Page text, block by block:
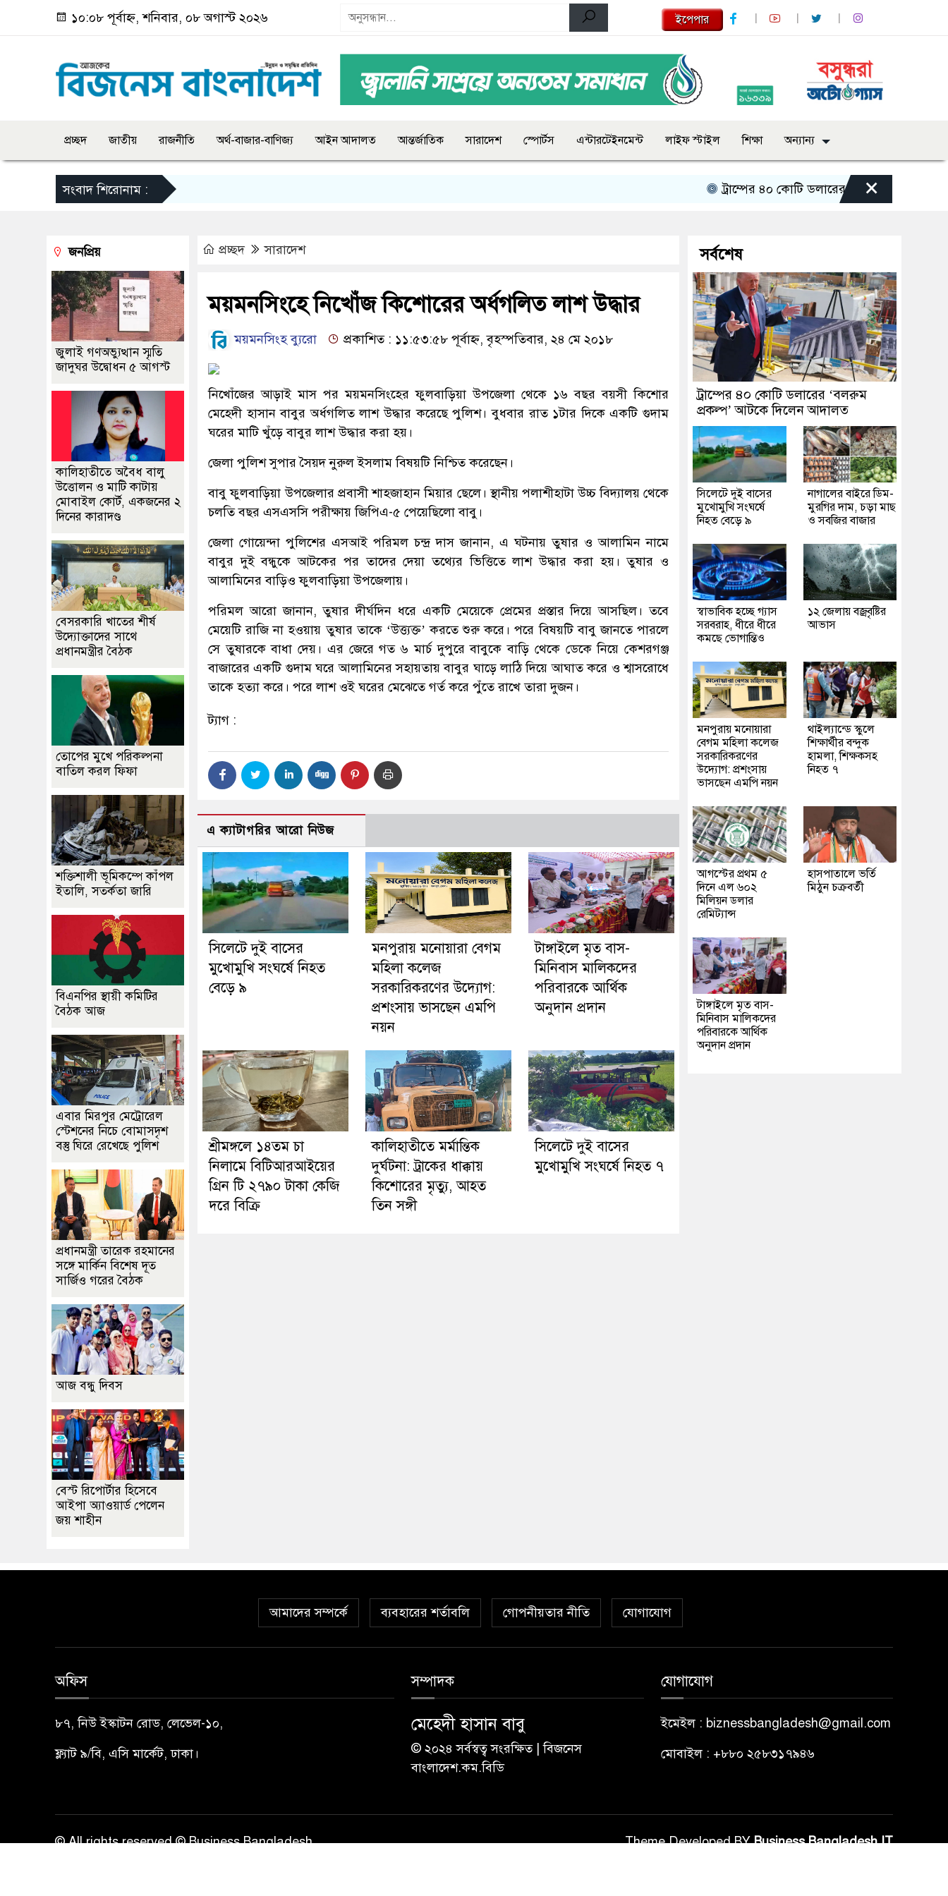
১০:০৮ পূর্বাহ্ন, শনিবার, ০৮ অগাস্ট ২০২৬ ইপেপার
প্রচ্ছদ জাতীয় রাজনীতি অর্থ-বাজার-বাণিজ্য আইন আদালত আন্তর্জাতিক সারাদেশ স্পোর্টস এন্টারটেইনমেন্ট লাইফ স্টাইল শিক্ষা অন্যান্য
সংবাদ শিরোনাম : ট্রাম্পের ৪০ কোটি ডলারের ‘বলরুম প্রকল্প’ আটকে
×
প্রচ্ছদ সারাদেশ
ময়মনসিংহে নিখোঁজ কিশোরের অর্ধগলিত লাশ উদ্ধার
ময়মনসিংহ ব্যুরো প্রকাশিত : ১১:৫৩:৫৮ পূর্বাহ্ন, বৃহস্পতিবার, ২৪ মে ২০১৮
নিখোঁজের আড়াই মাস পর ময়মনসিংহের ফুলবাড়িয়া উপজেলা থেকে ১৬ বছর বয়সী কিশোর
মেহেদী হাসান বাবুর অর্ধগলিত লাশ উদ্ধার করেছে পুলিশ। বুধবার রাত ১টার দিকে একটি গুদাম
ঘরের মাটি খুঁড়ে বাবুর লাশ উদ্ধার করা হয়।
জেলা পুলিশ সুপার সৈয়দ নুরুল ইসলাম বিষয়টি নিশ্চিত করেছেন।
বাবু ফুলবাড়িয়া উপজেলার প্রবাসী শাহজাহান মিয়ার ছেলে। স্থানীয় পলাশীহাটা উচ্চ বিদ্যালয় থেকে
চলতি বছর এসএসসি পরীক্ষায় জিপিএ-৫ পেয়েছিলো বাবু।
জেলা গোয়েন্দা পুলিশের এসআই পরিমল চন্দ্র দাস জানান, এ ঘটনায় তুষার ও আলামিন নামে
বাবুর দুই বন্ধুকে আটকের পর তাদের দেয়া তথ্যের ভিত্তিতে লাশ উদ্ধার করা হয়। তুষার ও
আলামিনের বাড়িও ফুলবাড়িয়া উপজেলায়।
পরিমল আরো জানান, তুষার দীর্ঘদিন ধরে একটি মেয়েকে প্রেমের প্রস্তার দিয়ে আসছিল। তবে
মেয়েটি রাজি না হওয়ায় তুষার তাকে ‘উত্ত্যক্ত’ করতে শুরু করে। পরে বিষয়টি বাবু জানতে পারলে
সে তুষারকে বাধা দেয়। এর জেরে গত ৬ মার্চ দুপুরে বাবুকে বাড়ি থেকে ডেকে নিয়ে কেশরগঞ্জ
বাজারের একটি গুদাম ঘরে আলামিনের সহায়তায় বাবুর ঘাড়ে লাঠি দিয়ে আঘাত করে ও শ্বাসরোধে
তাকে হত্যা করে। পরে লাশ ওই ঘরের মেঝেতে গর্ত করে পুঁতে রাখে তারা দুজন।
ট্যাগ :
এ ক্যাটাগরির আরো নিউজ
সিলেটে দুই বাসের
মুখোমুখি সংঘর্ষে নিহত
বেড়ে ৯
মনপুরায় মনোয়ারা বেগম
মহিলা কলেজ
সরকারিকরণের উদ্যোগ:
প্রশংসায় ভাসছেন এমপি
নয়ন
টাঙ্গাইলে মৃত বাস-
মিনিবাস মালিকদের
পরিবারকে আর্থিক
অনুদান প্রদান
শ্রীমঙ্গলে ১৪তম চা
নিলামে বিটিআরআইয়ের
গ্রিন টি ২৭৯০ টাকা কেজি
দরে বিক্রি
কালিহাতীতে মর্মান্তিক
দুর্ঘটনা: ট্রাকের ধাক্কায়
কিশোরের মৃত্যু, আহত
তিন সঙ্গী
সিলেটে দুই বাসের
মুখোমুখি সংঘর্ষে নিহত ৭
জনপ্রিয়
জুলাই গণঅভ্যুত্থান স্মৃতি
জাদুঘর উদ্বোধন ৫ আগস্ট
কালিহাতীতে অবৈধ বালু
উত্তোলন ও মাটি কাটায়
মোবাইল কোর্ট, একজনের ২
দিনের কারাদণ্ড
বেসরকারি খাতের শীর্ষ
উদ্যোক্তাদের সাথে
প্রধানমন্ত্রীর বৈঠক
তোপের মুখে পরিকল্পনা
বাতিল করল ফিফা
শক্তিশালী ভূমিকম্পে কাঁপল
ইতালি, সতর্কতা জারি
বিএনপির স্থায়ী কমিটির
বৈঠক আজ
এবার মিরপুর মেট্রোরেল
স্টেশনের নিচে বোমাসদৃশ
বস্তু ঘিরে রেখেছে পুলিশ
প্রধানমন্ত্রী তারেক রহমানের
সঙ্গে মার্কিন বিশেষ দূত
সার্জিও গরের বৈঠক
আজ বন্ধু দিবস
বেস্ট রিপোর্টার হিসেবে
আইপা অ্যাওয়ার্ড পেলেন
জয় শাহীন
সর্বশেষ
ট্রাম্পের ৪০ কোটি ডলারের ‘বলরুম
প্রকল্প’ আটকে দিলেন আদালত
সিলেটে দুই বাসের
মুখোমুখি সংঘর্ষে
নিহত বেড়ে ৯
নাগালের বাইরে ডিম-
মুরগির দাম, চড়া মাছ
ও সবজির বাজার
স্বাভাবিক হচ্ছে গ্যাস
সরবরাহ, ধীরে ধীরে
কমছে ভোগান্তিও
১২ জেলায় বজ্রবৃষ্টির
আভাস
মনপুরায় মনোয়ারা
বেগম মহিলা কলেজ
সরকারিকরণের
উদ্যোগ: প্রশংসায়
ভাসছেন এমপি নয়ন
থাইল্যান্ডে স্কুলে
শিক্ষার্থীর বন্দুক
হামলা, শিক্ষকসহ
নিহত ৭
আগস্টের প্রথম ৫
দিনে এল ৬০২
মিলিয়ন ডলার
রেমিট্যান্স
হাসপাতালে ভর্তি
মিঠুন চক্রবর্তী
টাঙ্গাইলে মৃত বাস-
মিনিবাস মালিকদের
পরিবারকে আর্থিক
অনুদান প্রদান
আমাদের সম্পর্কে ব্যবহারের শর্তাবলি গোপনীয়তার নীতি যোগাযোগ
অফিস
৮৭, নিউ ইস্কাটন রোড, লেভেল-১০,
ফ্ল্যাট ৯/বি, এসি মার্কেট, ঢাকা।
সম্পাদক
মেহেদী হাসান বাবু
© ২০২৪ সর্বস্বত্ব সংরক্ষিত | বিজনেস
বাংলাদেশ.কম.বিডি
যোগাযোগ
ইমেইল : biznessbangladesh@gmail.com
মোবাইল : +৮৮০ ২৫৮৩১৭৯৪৬
© All rights reserved © Business Bangladesh Theme Developed BYBusiness Bangladesh IT